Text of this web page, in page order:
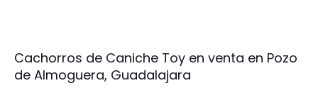
Cachorros de Caniche Toy en venta en Pozo
de Almoguera, Guadalajara